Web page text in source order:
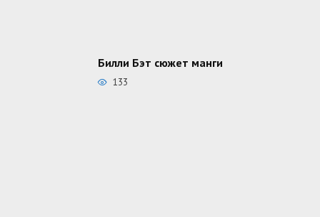
Билли Бэт сюжет манги
133